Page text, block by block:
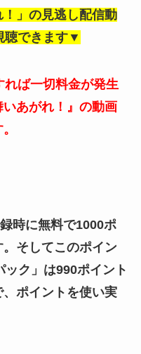
」の見逃し配信動
聴できます▼
ば一切料金が発生
あがれ！』の動画
時に無料で1000ポ
そしてこのポイン
ック」は990ポイント
ポイントを使い実